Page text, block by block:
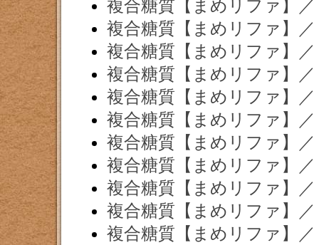
複合糖質【まめリファ】
複合糖質【まめリファ】
複合糖質【まめリファ】
複合糖質【まめリファ】
複合糖質【まめリファ】
複合糖質【まめリファ】
複合糖質【まめリファ】
複合糖質【まめリファ】
複合糖質【まめリファ】
複合糖質【まめリファ】
複合糖質【まめリファ】